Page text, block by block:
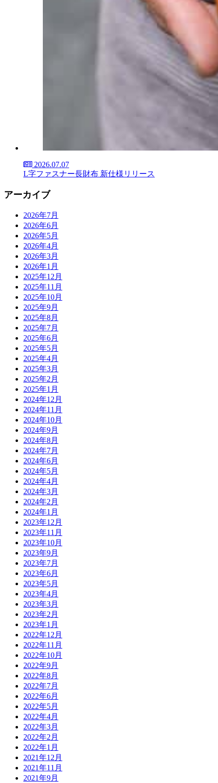
2026.07.07
L字ファスナー長財布 新仕様リリース
アーカイブ
2026年7月
2026年6月
2026年5月
2026年4月
2026年3月
2026年1月
2025年12月
2025年11月
2025年10月
2025年9月
2025年8月
2025年7月
2025年6月
2025年5月
2025年4月
2025年3月
2025年2月
2025年1月
2024年12月
2024年11月
2024年10月
2024年9月
2024年8月
2024年7月
2024年6月
2024年5月
2024年4月
2024年3月
2024年2月
2024年1月
2023年12月
2023年11月
2023年10月
2023年9月
2023年7月
2023年6月
2023年5月
2023年4月
2023年3月
2023年2月
2023年1月
2022年12月
2022年11月
2022年10月
2022年9月
2022年8月
2022年7月
2022年6月
2022年5月
2022年4月
2022年3月
2022年2月
2022年1月
2021年12月
2021年11月
2021年9月